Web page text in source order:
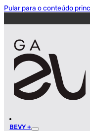
Pular para o conteúdo
BEVY +